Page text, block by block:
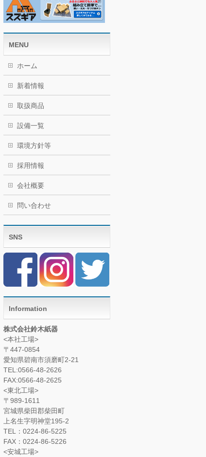
MENU
ホーム
新着情報
取扱商品
設備一覧
環境方針等
採用情報
会社概要
問い合わせ
SNS
Information
株式会社鈴木紙器
<本社工場>
〒447-0854
愛知県碧南市須磨町2-21
TEL:0566-48-2626
FAX:0566-48-2625
<東北工場>
〒989-1611
宮城県柴田郡柴田町
上名生字明神堂195-2
TEL：0224-86-5225
FAX：0224-86-5226
<安城工場>